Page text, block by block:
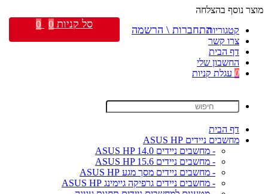
מוצר נוסף בהצלחה
קטגוריות
צרו קשר
דף הבית
החשבון שלי
0 עגלת קניות
דף הבית
מחשבים ניידים ASUS HP
- מחשבים ניידים ASUS HP 14.0
- מחשבים ניידים ASUS HP 15.6
- מחשבים ניידים מסך מגע ASUS HP
- מחשבים ניידים גרפיקה גיימינג ASUS HP
התחברות \ הרשמה סל קניות 0
0